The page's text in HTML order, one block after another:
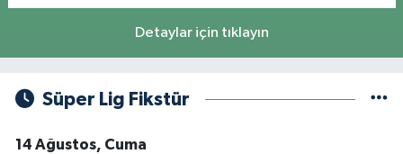
Detaylar için tıklayın
Süper Lig Fikstür
14 Ağustos, Cuma